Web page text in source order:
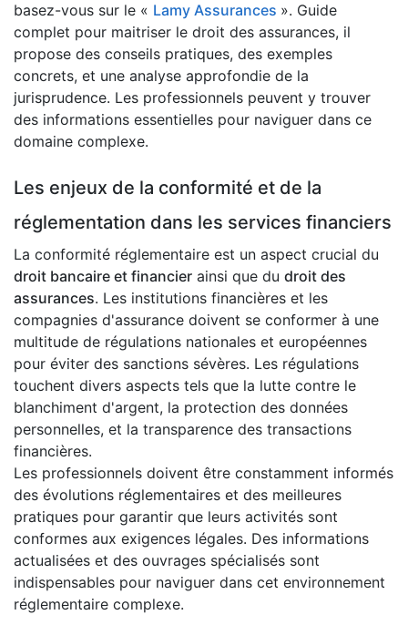
basez-vous sur le « Lamy Assurances ». Guide
complet pour maitriser le droit des assurances, il
propose des conseils pratiques, des exemples
concrets, et une analyse approfondie de la
jurisprudence. Les professionnels peuvent y trouver
des informations essentielles pour naviguer dans ce
domaine complexe.
Les enjeux de la conformité et de la
réglementation dans les services financiers
La conformité réglementaire est un aspect crucial du
droit bancaire et financier ainsi que du droit des
assurances. Les institutions financières et les
compagnies d'assurance doivent se conformer à une
multitude de régulations nationales et européennes
pour éviter des sanctions sévères. Les régulations
touchent divers aspects tels que la lutte contre le
blanchiment d'argent, la protection des données
personnelles, et la transparence des transactions
financières.
Les professionnels doivent être constamment informés
des évolutions réglementaires et des meilleures
pratiques pour garantir que leurs activités sont
conformes aux exigences légales. Des informations
actualisées et des ouvrages spécialisés sont
indispensables pour naviguer dans cet environnement
réglementaire complexe.